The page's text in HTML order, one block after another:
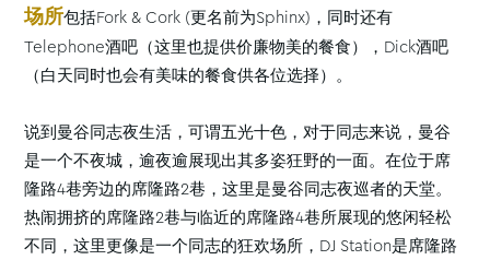
场所包括Fork & Cork (更名前为Sphinx)，同时还有
Telephone酒吧（这里也提供价廉物美的餐食），Dick酒吧
（白天同时也会有美味的餐食供各位选择）。
说到曼谷同志夜生活，可谓五光十色，对于同志来说，曼谷
是一个不夜城，逾夜逾展现出其多姿狂野的一面。在位于席
隆路4巷旁边的席隆路2巷，这里是曼谷同志夜巡者的天堂。
热闹拥挤的席隆路2巷与临近的席隆路4巷所展现的悠闲轻松
不同，这里更像是一个同志的狂欢场所，DJ Station是席隆路